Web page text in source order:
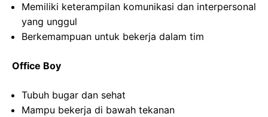
Memiliki keterampilan komunikasi dan interpersonal
yang unggul
Berkemampuan untuk bekerja dalam tim
Office Boy
Tubuh bugar dan sehat
Mampu bekerja di bawah tekanan